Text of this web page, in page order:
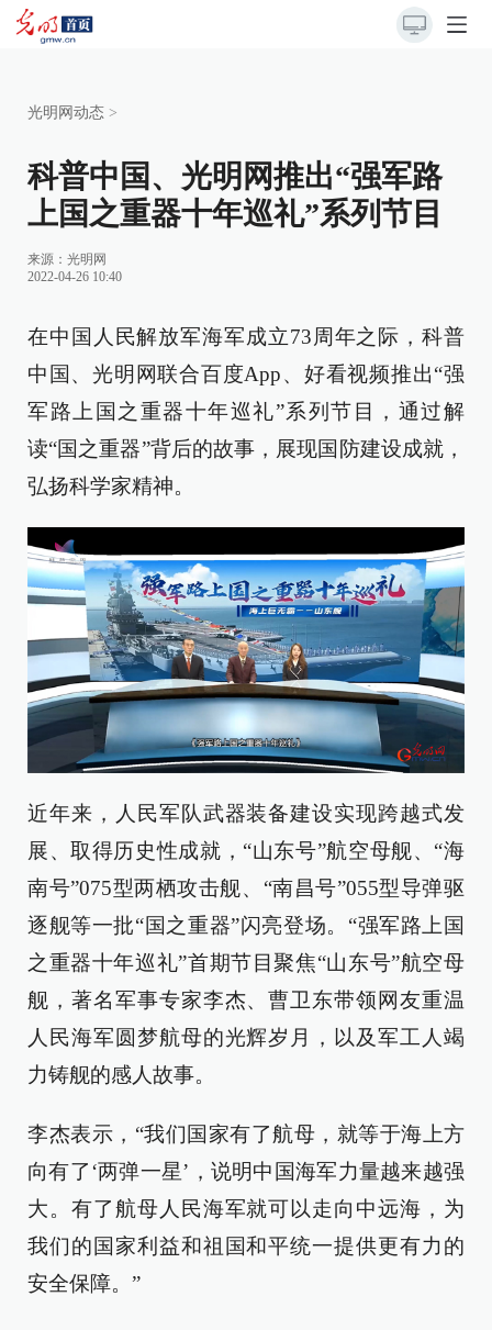
光明网动态 >
科普中国、光明网推出“强军路
上国之重器十年巡礼”系列节目
来源： 光明网
2022-04-26 10:40
在中国人民解放军海军成立73周年之际，科普
中国、光明网联合百度App、好看视频推出“强
军路上国之重器十年巡礼”系列节目，通过解
读“国之重器”背后的故事，展现国防建设成就，
弘扬科学家精神。
近年来，人民军队武器装备建设实现跨越式发
展、取得历史性成就，“山东号”航空母舰、“海
南号”075型两栖攻击舰、“南昌号”055型导弹驱
逐舰等一批“国之重器”闪亮登场。“强军路上国
之重器十年巡礼”首期节目聚焦“山东号”航空母
舰，著名军事专家李杰、曹卫东带领网友重温
人民海军圆梦航母的光辉岁月，以及军工人竭
力铸舰的感人故事。
李杰表示，“我们国家有了航母，就等于海上方
向有了‘两弹一星’，说明中国海军力量越来越强
大。有了航母人民海军就可以走向中远海，为
我们的国家利益和祖国和平统一提供更有力的
安全保障。”